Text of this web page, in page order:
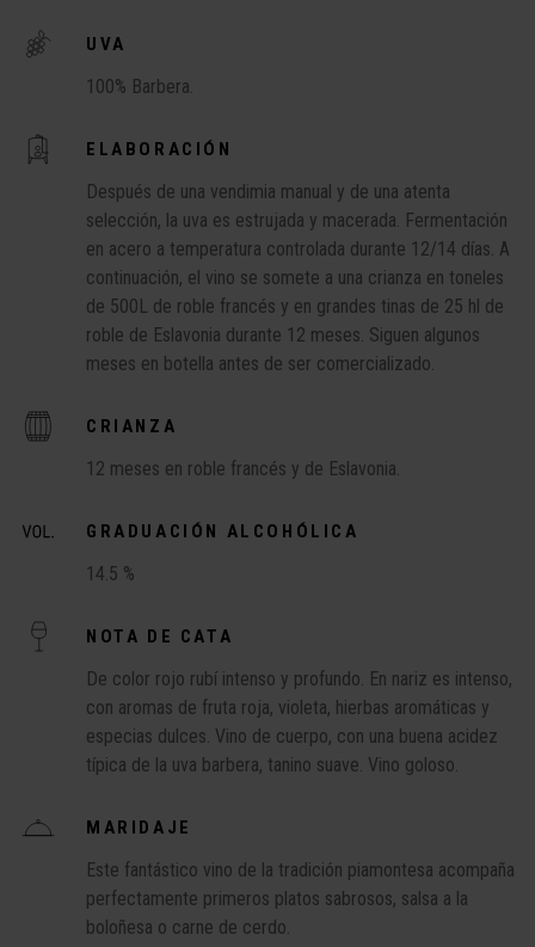
UVA
100% Barbera.
ELABORACIÓN
Después de una vendimia manual y de una atenta
selección, la uva es estrujada y macerada. Fermentación
en acero a temperatura controlada durante 12/14 días. A
continuación, el vino se somete a una crianza en toneles
de 500L de roble francés y en grandes tinas de 25 hl de
roble de Eslavonia durante 12 meses. Siguen algunos
meses en botella antes de ser comercializado.
CRIANZA
12 meses en roble francés y de Eslavonia.
GRADUACIÓN ALCOHÓLICA
14.5 %
NOTA DE CATA
De color rojo rubí intenso y profundo. En nariz es intenso,
con aromas de fruta roja, violeta, hierbas aromáticas y
especias dulces. Vino de cuerpo, con una buena acidez
típica de la uva barbera, tanino suave. Vino goloso.
MARIDAJE
Este fantástico vino de la tradición piamontesa acompaña
perfectamente primeros platos sabrosos, salsa a la
boloñesa o carne de cerdo.